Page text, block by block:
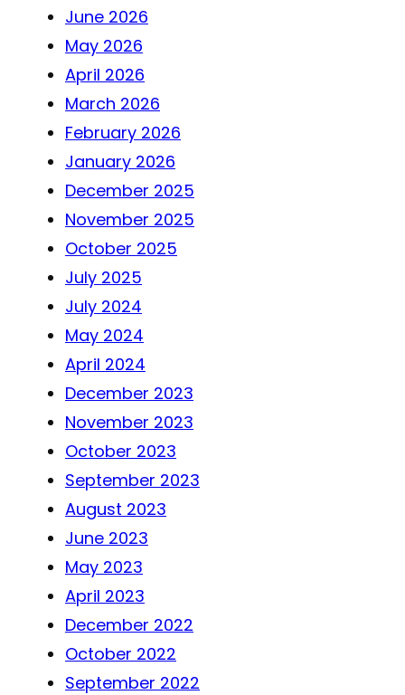
June 2026
May 2026
April 2026
March 2026
February 2026
January 2026
December 2025
November 2025
October 2025
July 2025
July 2024
May 2024
April 2024
December 2023
November 2023
October 2023
September 2023
August 2023
June 2023
May 2023
April 2023
December 2022
October 2022
September 2022